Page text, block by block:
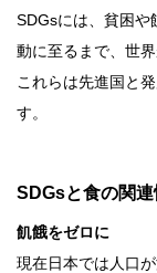
SDGsには、貧困や
動に至るまで、世
これらは先進国と
す。
SDGsと食の関連
飢餓をゼロに
現在日本では人口